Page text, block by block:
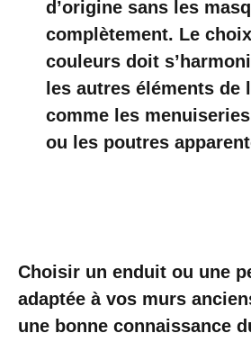
d’origine sans les
complètement. Le
couleurs doit
les autres éléments de
comme les
ou les poutres
Choisir un enduit ou une
adaptée à vos murs
une bonne connaissance